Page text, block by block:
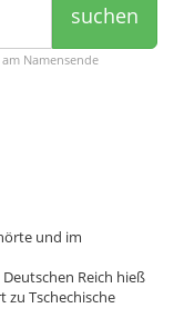
suchen
Namensende
und im
Reich hieß
Tschechische